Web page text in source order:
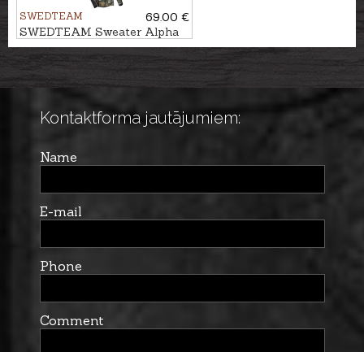
SWEDTEAM
69.00 €
SWEDTEAM Sweater Alpha
Antibite
Kontaktforma jautājumiem:
Name
E-mail
Phone
Comment